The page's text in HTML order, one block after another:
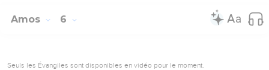
Amos 6
Seuls les Évangiles sont disponibles en vidéo pour le moment.